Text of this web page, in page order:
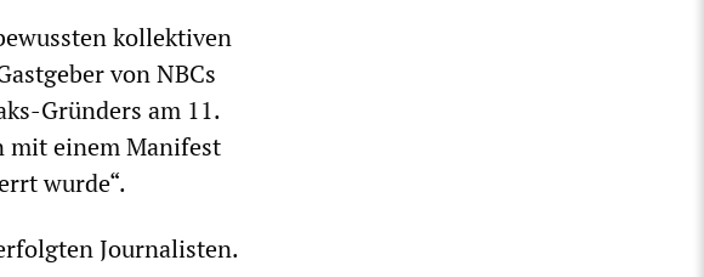
kollektiven
von NBCs
Gründers am 11.
mit einem Manifest
wurde“.
Journalisten.